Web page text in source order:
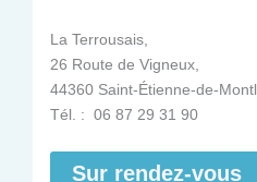
La Terrousais,
26 Route de Vigneux,
44360 Saint-Étienne-de-
Tél. : 06 87 29 31 90
Sur rendez-vous